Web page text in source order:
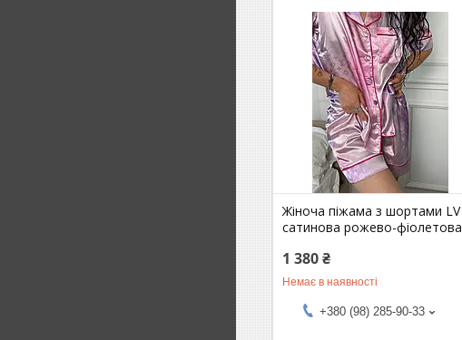
Жіноча піжама з шортами LV
сатинова рожево-фіолетова
1 380 ₴
Немає в наявності
+380 (98) 285-90-33